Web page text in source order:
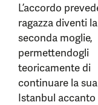
L’accordo
ragazza diventi
seconda moglie,
permettendogli
teoricamente di
continuare la
Istanbul accanto